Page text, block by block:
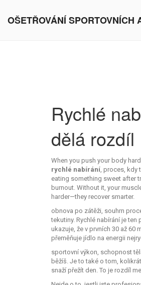
Rychlé
dělá rozdíl
When you push your body
rychlé nabírání, proces, kdy
eating something sweet after
burnout. Without it, your
harder—they recover smarter.
obnova po zátěži, souhrn
tekutiny. Rychlé nabírání je
ukazuje, že v prvních 30 až 60
přeměňuje jídlo na energii
sportovní výkon, schopnost
běžíš. Je to také o tom,
snaží přežít den. To je rozdíl